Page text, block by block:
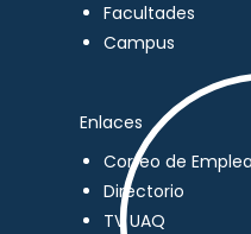
Facultades
Campus
Enlaces
Correo de
Directorio
TV UAQ